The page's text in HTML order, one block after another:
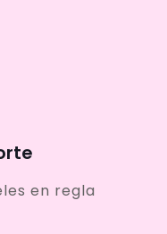
en regla